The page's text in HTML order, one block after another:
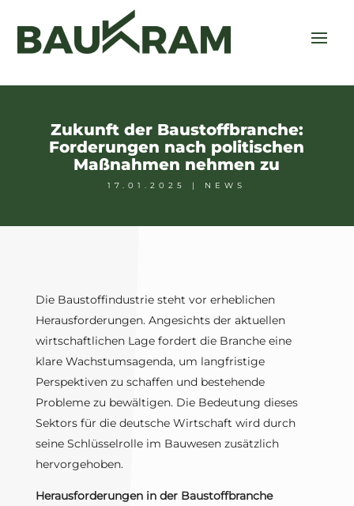
Zukunft der Baustoffbranche:
Forderungen nach politischen
Maßnahmen nehmen zu
17.01.2025 | NEWS
Die Baustoffindustrie steht vor erheblichen
Herausforderungen. Angesichts der aktuellen
wirtschaftlichen Lage fordert die Branche eine
klare Wachstumsagenda, um langfristige
Perspektiven zu schaffen und bestehende
Probleme zu bewältigen. Die Bedeutung dieses
Sektors für die deutsche Wirtschaft wird durch
seine Schlüsselrolle im Bauwesen zusätzlich
hervorgehoben.
Herausforderungen in der Baustoffbranche